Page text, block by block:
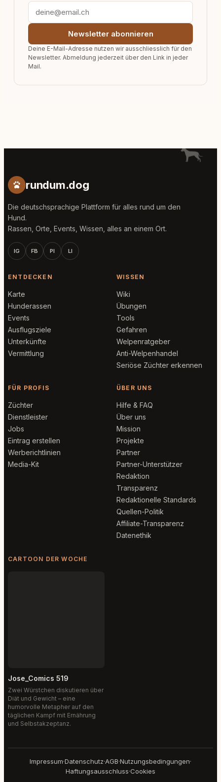
Newsletter abonnieren
Deine E-Mail-Adresse nutzen wir ausschliesslich für den
Newsletter. Abmeldung jederzeit über den Link in jeder
Mail.
rundum.dog
Die deutschsprachige Plattform für alles rund um den
Hund.
Rassen, Orte, Events, Wissen, alles an einem Ort.
IG FB PI LI
ENTDECKEN
Karte
Hunderassen
Events
Ausflugsziele
Unterkünfte
Vermittlung
WISSEN
Wiki
Übungen
Tools
Gefahren
Welpenratgeber
Anti-Welpenhandel
Seriöse Züchter erkennen
FÜR PROFIS
Züchter
Dienstleister
Jobs
Eintrag erstellen
Werberichtlinien
Media-Kit
ÜBER UNS
Hilfe & FAQ
Über uns
Mission
Projekte
Partner
Partner-Unterstützer
Redaktion
Transparenz
Redaktionelle Standards
Quellen-Politik
Affiliate-Transparenz
Datenethik
CARTOON DER WOCHE
Jose_Comics 519
Zwei Würstchen diskutieren über
Diät und Gewicht – eine
humorvolle Metapher auf den
täglichen Kampf mit Ernährung
und Selbstakzeptanz.
Impressum·Datenschutz·AGB·Nutzungsbedingungen·
Haftungsausschluss·Cookies